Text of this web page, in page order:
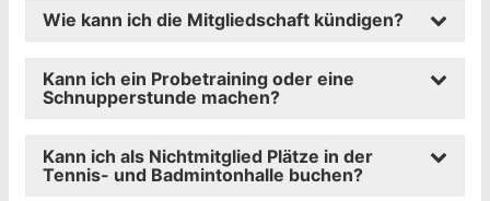
Wie kann ich die Mitgliedschaft kündigen?
Kann ich ein Probetraining oder eine
Schnupperstunde machen?
Kann ich als Nichtmitglied Plätze in der
Tennis- und Badmintonhalle buchen?